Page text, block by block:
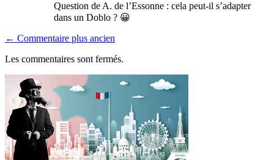
Question de A. de l’Essonne : cela peut-il s’adapter
dans un Doblo ? 😀
← Commentaire plus ancien
Les commentaires sont fermés.